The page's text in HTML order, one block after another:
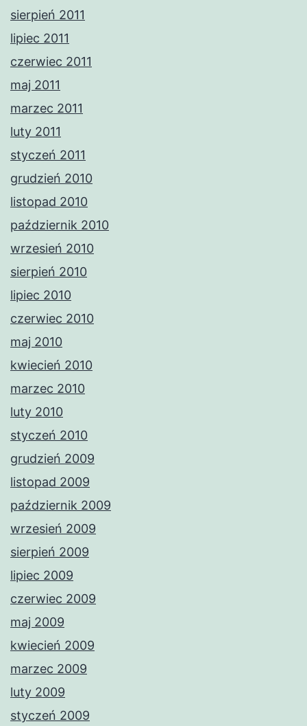
sierpień 2011
lipiec 2011
czerwiec 2011
maj 2011
marzec 2011
luty 2011
styczeń 2011
grudzień 2010
listopad 2010
październik 2010
wrzesień 2010
sierpień 2010
lipiec 2010
czerwiec 2010
maj 2010
kwiecień 2010
marzec 2010
luty 2010
styczeń 2010
grudzień 2009
listopad 2009
październik 2009
wrzesień 2009
sierpień 2009
lipiec 2009
czerwiec 2009
maj 2009
kwiecień 2009
marzec 2009
luty 2009
styczeń 2009